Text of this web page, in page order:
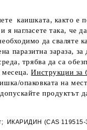
каишката, както
нагласете така,
да сваляте
паразитна зараза,
трябва да са
месеца.Инструкции за
опаковката на
продуктът
(CAS 119515-